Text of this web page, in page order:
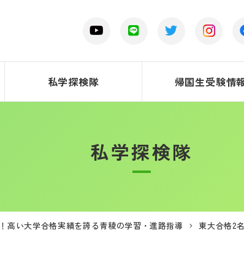
私学探検隊 帰国生受験情
私学探検隊
い大学合格実績を誇る青稜の学習・進路指導
東大合格2